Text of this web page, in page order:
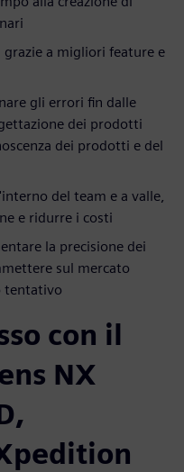
a migliori feature e
gli errori fin dalle
dei prodotti
dei prodotti e del
del team e a valle,
e ridurre i costi
la precisione dei
sul mercato
tentativo
con il
NX